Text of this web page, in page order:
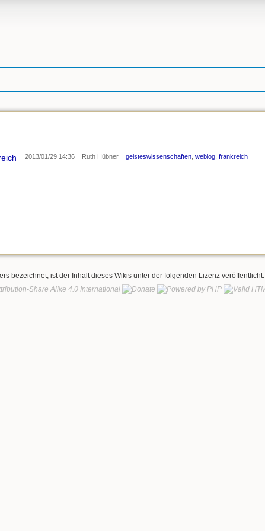
2013/01/29 14:36 Ruth Hübner geisteswissenschaften weblog frankreich
bezeichnet, ist der Inhalt dieses Wikis unter der folgenden Lizenz veröffentlicht: